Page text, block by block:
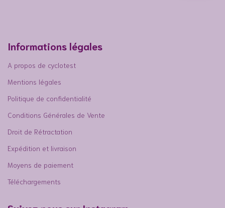
Informations légales
A propos de cyclotest
Mentions légales
Politique de confidentialité
Conditions Générales de Vente
Droit de Rétractation
Expédition et livraison
Moyens de paiement
Téléchargements